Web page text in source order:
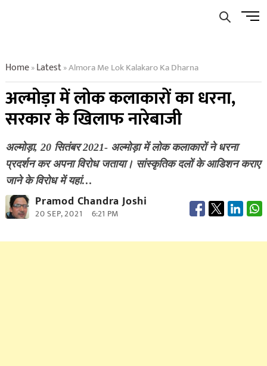
Menu
Home»Latest»Almora Me Lok Kalakaro Ka Dharna
अल्मोड़ा में लोक कलाकारों का धरना,
सरकार के खिलाफ नारेबाजी
अल्मोड़ा, 20 सितंबर 2021- अल्मोड़ा में लोक कलाकारों ने धरना
प्रदर्शन कर अपना विरोध जताया। सांस्कृतिक दलों के आडिशन कराए
जाने के विरोध में यहां…
Pramod Chandra Joshi
20 SEP, 2021 6:21 PM